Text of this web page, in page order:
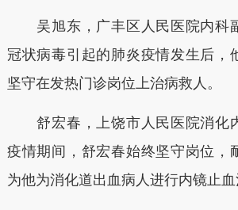
吴旭东，广丰区人民医院内科
冠状病毒引起的肺炎疫情发生后，
坚守在发热门诊岗位上治病救人。
舒宏春，上饶市人民医院消化内
疫情期间，舒宏春始终坚守岗位，
为他为消化道出血病人进行内镜止血